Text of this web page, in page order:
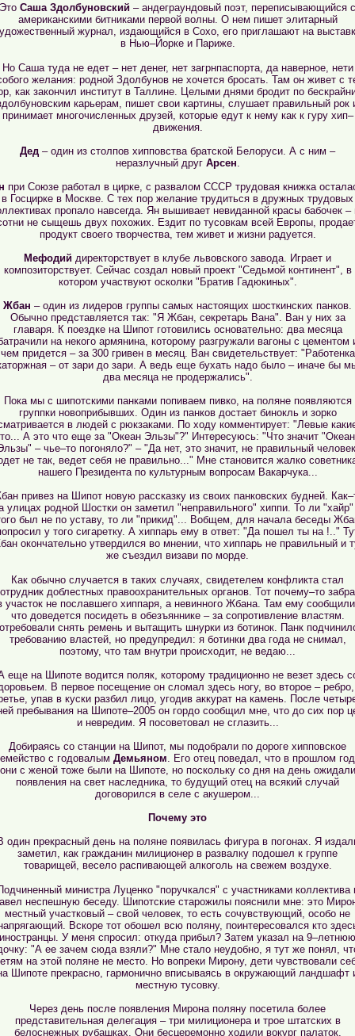
Это Саша Здолбуновский – андеграундовый поэт, переписывающийся с
американскими битниками первой волны. О нем пишет элитарный
журнал, издающийся в Сохо, его приглашают на
в Нью–Йорке и Париже.
Но Саша туда не едет – нет денег, нет загрнпаспорта, да наверное, нети
желания: родной Здолбунов не хочется бросать. Там он живет с
как закончил институт в Таллине. Целыми днями бродит по
карьерам, пишет свои картины, слушает правильный рок
принимает многочисленных друзей, которые едут к нему как к гуру хип–
движения.
Дед – один из столпов хипповства братской Белоруси. А с ним –
неразлучный друг Арсен
при Союзе работал в цирке, с развалом СССР трудовая книжка
в Госцирке в Москве. С тех пор желание трудиться в дружных трудовых
пропало навсегда. Ян вышивает невиданной красы бабочек –
не сыщешь двух похожих. Ездит по тусовкам всей Европы,
продукт своего творчества, тем живет и жизни радуется.
Мефодий директорствует в клубе львовского завода. Играет и
композиторствует. Сейчас создал новый проект "Седьмой континент", в
котором участвуют осколки "Братив Гадюкиных".
Жбан – один из лидеров группы самых настоящих шосткинских панков.
Обычно представляется так: "Я Жбан, секретарь Вана". Ван у них за
главаря. К поездке на Шипот готовились основательно: два месяца
на некого армянина, которому разгружали вагоны с цементом
чем придется – за 300 гривен в месяц. Ван свидетельствует: "Работенка
– от зари до зари. А ведь еще бухать надо было – иначе бы
два месяца не продержались".
Пока мы с шипотскими панками попиваем пивко, на поляне появляются
группки новоприбывших. Один из панков достает бинокль и зорко
в людей с рюкзаками. По ходу комментирует: "Левые
то... А это что еще за "Океан Эльзы"?" Интересуюсь: "Что значит "Океан
– чье–то погоняло?" – "Да нет, это значит, не правильный человек,
не так, ведет себя не правильно..." Мне становится жалко
нашего Президента по культурным вопросам Вакарчука...
привез на Шипот новую рассказку из своих панковских будней.
улицах родной Шостки он заметил "неправильного" хиппи. То ли
был не по уставу, то ли "прикид"... Вобщем, для начала беседы
у того сигаретку. А хиппарь ему в ответ: "Да пошел ты на !.."
окончательно утвердился во мнении, что хиппарь не правильный и
же съездил визави по морде.
Как обычно случается в таких случаях, свидетелем конфликта стал
доблестных правоохранительных органов. Тот почему–то
участок не пославшего хиппаря, а невинного Жбана. Там ему сообщили,
что доведется посидеть в обезъяннике – за сопротивление властям.
снять ремень и вытащить шнурки из ботинок. Панк
требованию властей, но предупредил: я ботинки два года не снимал,
поэтому, что там внутри происходит, не ведаю...
еще на Шипоте водится поляк, которому традиционно не везет здесь
В первое посещение он сломал здесь ногу, во второе –
упав в куски разбил лицо, угодив аккурат на камень. После
пребывания на Шипоте–2005 он гордо сообщил мне, что до сих пор
и невредим. Я посоветовал не сглазить...
Добираясь со станции на Шипот, мы подобрали по дороге хипповское
с годовалым Демьяном . Его отец поведал, что в прошлом
они с женой тоже были на Шипоте, но поскольку со дня на день ожидали
появления на свет наследника, то будущий отец на всякий случай
договорился в селе с акушером...
Почему это
один прекрасный день на поляне появилась фигура в погонах. Я
заметил, как гражданин милиционер в развалку подошел к группе
товарищей, весело распивающей алкоголь на свежем воздухе.
министра Луценко "поручкался" с участниками коллектива
неспешную беседу. Шипотские старожилы пояснили мне: это
местный участковый – свой человек, то есть сочувствующий, особо не
Вскоре тот обошел всю поляну, поинтересовался кто
иностранцы. У меня спросил: откуда прибыл? Затем указал на 9–летнюю
"А ее зачем сюда взяли?" Мне стало неудобно, я тут же понял,
на этой поляне не место. Но вопреки Мирону, дети чувствовали
Шипоте прекрасно, гармонично вписываясь в окружающий ландшафт
местную тусовку.
Через день после появления Мирона поляну посетила более
представительная делегация – три милиционера и трое штатских в
белоснежных рубашках. Они бесцеремонно ходили вокург палаток,